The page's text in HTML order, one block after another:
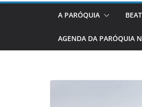
A PARÓQUIA
AGENDA DA PARÓQUIA